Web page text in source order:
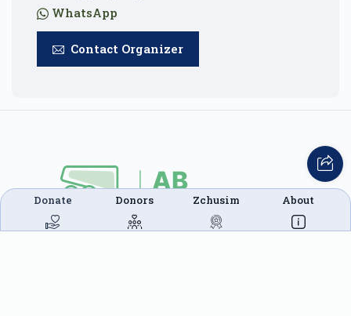
WhatsApp
Contact Organizer
Donate Donors Zchusim About